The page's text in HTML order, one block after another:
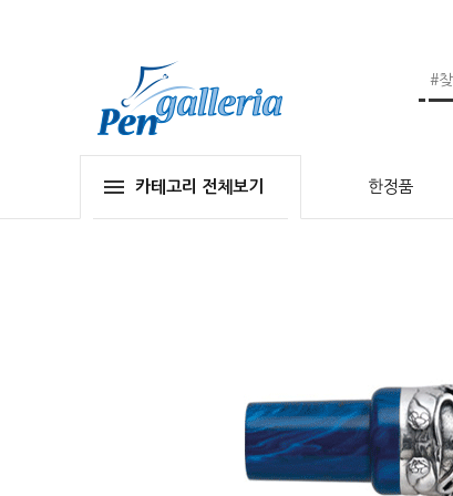
카테고리 전체보기 한정품